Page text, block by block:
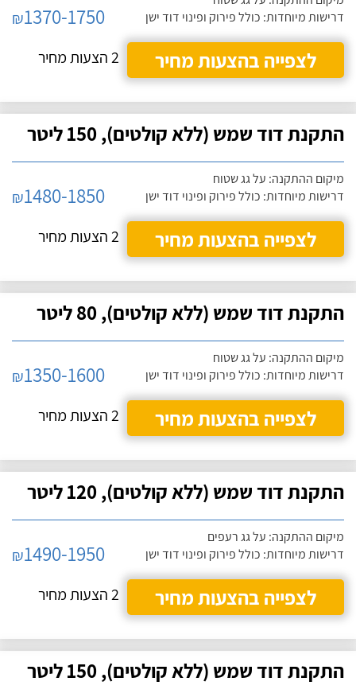
דרישות מיוחדות: כולל פירוק ופינוי דוד ישן
₪1370-1750
לצפייה בהצעות מחיר
2 הצעות מחיר
התקנת דוד שמש (ללא קולטים), 150 ליטר
מיקום ההתקנה: על גג שטוח
דרישות מיוחדות: כולל פירוק ופינוי דוד ישן
₪1480-1850
לצפייה בהצעות מחיר
2 הצעות מחיר
התקנת דוד שמש (ללא קולטים), 80 ליטר
מיקום ההתקנה: על גג שטוח
דרישות מיוחדות: כולל פירוק ופינוי דוד ישן
₪1350-1600
לצפייה בהצעות מחיר
2 הצעות מחיר
התקנת דוד שמש (ללא קולטים), 120 ליטר
מיקום ההתקנה: על גג רעפים
דרישות מיוחדות: כולל פירוק ופינוי דוד ישן
₪1490-1950
לצפייה בהצעות מחיר
2 הצעות מחיר
התקנת דוד שמש (ללא קולטים), 150 ליטר